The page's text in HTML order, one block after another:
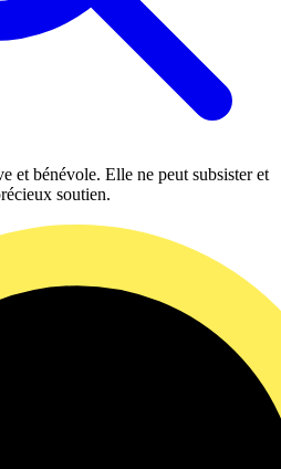
et bénévole. Elle ne peut subsister et
soutien.